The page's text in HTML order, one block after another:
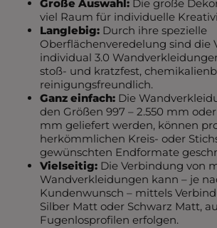
Große Auswahl: Die große
viel Raum für individuelle
Langlebig: Durch ihre spezielle
Oberflächenveredelung sind die
individual 3.0
stoß- und kratzfest,
reinigungsfreundlich.
Ganz einfach: Die
den Größen 997 – 2.550 mm oder
mm geliefert werden, können
herkömmlichen Kreis- oder
gewünschten Endformate
Vielseitig: Die Verbindung von
Wandverkleidungen kann – je
Kundenwunsch – mittels
Silber Matt oder Schwarz Matt,
Fugenlosprofilen erfolgen.